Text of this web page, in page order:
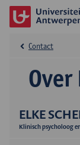
ELKE
Klinisch psycholoog
Contact